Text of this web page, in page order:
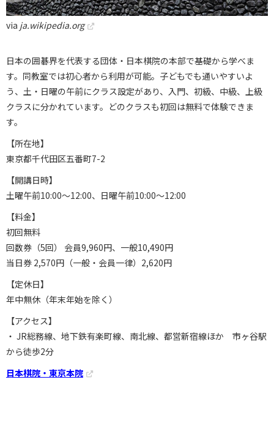
via ja.wikipedia.org
日本の囲碁界を代表する団体・日本棋院の本部で基礎から学べま
す。同教室では初心者から利用が可能。子どもでも通いやすいよ
う、土・日曜の午前にクラス設定があり、入門、初級、中級、上級
クラスに分かれています。どのクラスも初回は無料で体験できま
す。
【所在地】
東京都千代田区五番町7-2
【開講日時】
土曜午前10:00～12:00、日曜午前10:00～12:00
【料金】
初回無料
回数券（5回） 会員9,960円、一般10,490円
当日券 2,570円（一般・会員一律）2,620円
【定休日】
年中無休（年末年始を除く）
【アクセス】
・ JR総務線、地下鉄有楽町線、南北線、都営新宿線ほか 市ヶ谷駅
から徒歩2分
日本棋院・東京本院